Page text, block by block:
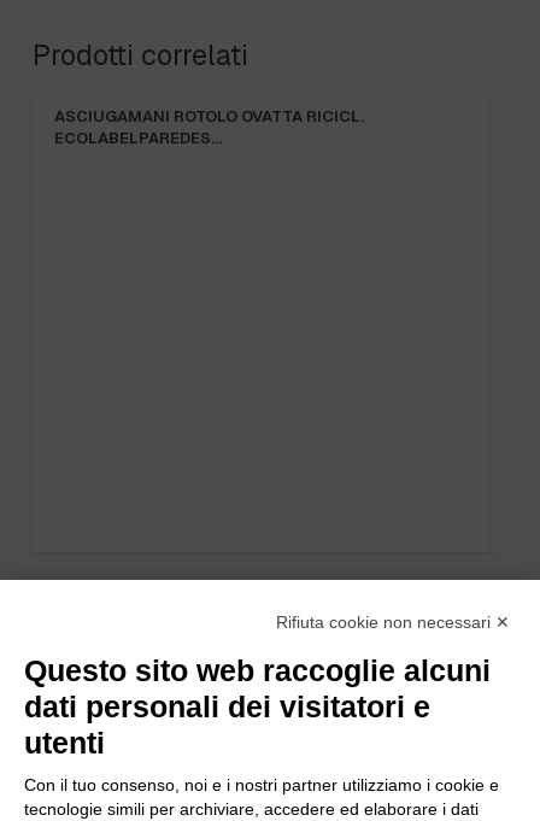
Prodotti correlati
ASCIUGAMANI ROTOLO OVATTA RICICL.
ECOLABELPAREDES…
Rifiuta cookie non necessari ✕
Questo sito web raccoglie alcuni
dati personali dei visitatori e
utenti
Con il tuo consenso, noi e i nostri partner utilizziamo i cookie e
tecnologie simili per archiviare, accedere ed elaborare i dati